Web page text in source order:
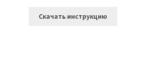
Скачать инструкцию